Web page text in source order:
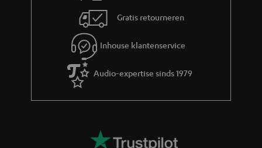
Elke variant heeft eigenvoor-en nadelen
hebben allemaal uitstekende geluidsweergave en zijn
Met een Teufel koptelefoon kies je dus altijd voor compromisloze
kwaliteit en het legendarische Teufel-geluid.
Bluetooth in-ear koptelefoons
Teufel heeft een breed aanbod in-ear bluetooth oortjes, waaronder de
De AIRY TWS PRO is het topmodel onder de in-ears, met premium sound
Gratis retourneren
Inhouse klantenservice
Audio-expertise sinds 1979